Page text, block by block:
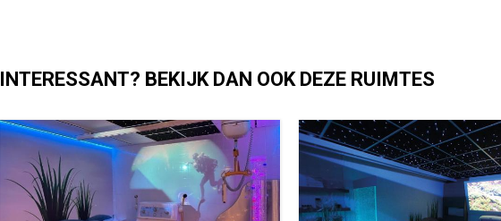
INTERESSANT? BEKIJK DAN OOK DEZE RUIMTES